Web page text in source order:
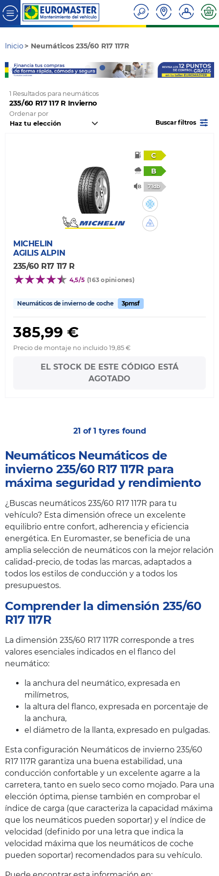
Inicio Neumáticos 235/60 R17 117R
1 Resultados para neumáticos
235/60 R17 117 R Invierno
Ordenar por
Buscar filtros
C
B
71db
MICHELIN
AGILIS ALPIN
235/60 R17 117 R
4,5/5 (163 opiniones)
Neumáticos de invierno de coche 3pmsf
385,99 €
Precio de montaje no incluido 19,85 €
EL STOCK DE ESTE CÓDIGO ESTÁ
AGOTADO
21 of 1 tyres found
Neumáticos Neumáticos de
invierno 235/60 R17 117R para
máxima seguridad y rendimiento
¿Buscas neumáticos 235/60 R17 117R para tu
vehículo? Esta dimensión ofrece un excelente
equilibrio entre confort, adherencia y eficiencia
energética. En Euromaster, se beneficia de una
amplia selección de neumáticos con la mejor relación
calidad-precio, de todas las marcas, adaptados a
todos los estilos de conducción y a todos los
presupuestos.
Comprender la dimensión 235/60
R17 117R
La dimensión 235/60 R17 117R corresponde a tres
valores esenciales indicados en el flanco del
neumático:
la anchura del neumático, expresada en
milímetros,
la altura del flanco, expresada en porcentaje de
la anchura,
el diámetro de la llanta, expresado en pulgadas.
Esta configuración Neumáticos de invierno 235/60
R17 117R garantiza una buena estabilidad, una
conducción confortable y un excelente agarre a la
carretera, tanto en suelo seco como mojado. Para una
elección óptima, piense también en comprobar el
índice de carga (que caracteriza la capacidad máxima
que los neumáticos pueden soportar) y el índice de
velocidad (definido por una letra que indica la
velocidad máxima que los neumáticos de coche
pueden soportar) recomendados para su vehículo.